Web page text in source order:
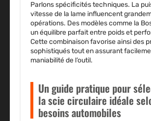
Parlons spécificités techniques. La
vitesse de la lame influencent
opérations. Des modèles comme la
un équilibre parfait entre poids et
Cette combinaison favorise ainsi des
sophistiqués tout en assurant
maniabilité de l’outil.
Un guide pratique pour
la scie circulaire idéale
besoins automobiles